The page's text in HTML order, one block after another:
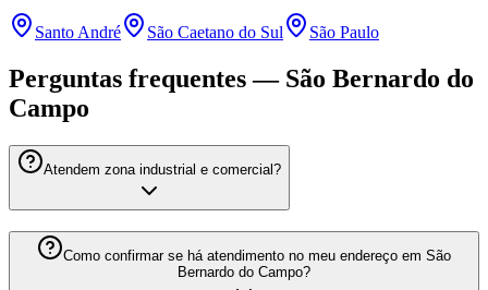
Santo André São Caetano do Sul São Paulo
Perguntas frequentes — São Bernardo do
Campo
Atendem zona industrial e comercial?
Como confirmar se há atendimento no meu endereço em São
Bernardo do Campo?